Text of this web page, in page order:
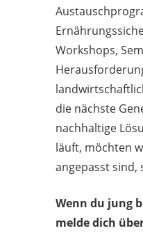
Workshops,
die nächste
nachhaltige
läuft, möchten
angepasst sind,
Wenn du jung
melde dich